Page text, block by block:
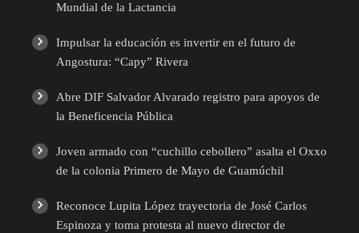
Mundial de la Lactancia
Impulsar la educación es invertir en el futuro de
Angostura: “Capy” Rivera
Abre DIF Salvador Alvarado registro para apoyos de
la Beneficencia Pública
Joven armado con “cuchillo cebollero” asalta el Oxxo
de la colonia Primero de Mayo de Guamúchil
Reconoce Lupita López trayectoria de José Carlos
Espinoza y toma protesta al nuevo director de